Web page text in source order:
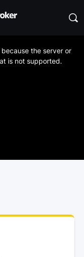
the server or
is not supported.